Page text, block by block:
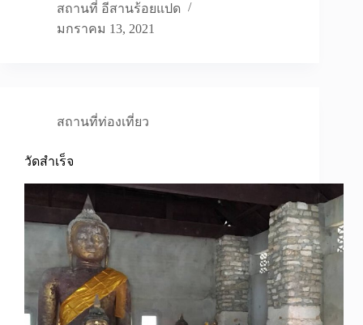
สถานที่ อีสานร้อยแปด
มกราคม 13, 2021
สถานที่ท่องเที่ยว
วัดสำเร็จ